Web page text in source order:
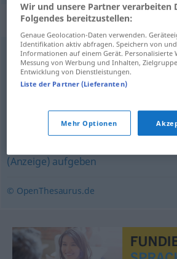
Synonyme für
(etwas) checken (ugs.),(etwas)
verstehen
regeln
(Anzeige) aufgeben
© OpenThesaurus.de
Wir und unsere Partner verarbeiten
Folgendes bereitzustellen:
Genaue Geolocation-Daten verwenden.
Identifikation aktiv abfragen. Speichern von
Informationen auf einem Gerät. Personalisierte
Messung von Werbung und Inhalten,
Entwicklung von Dienstleistungen.
Liste der Partner (Lieferanten)
Mehr Optionen